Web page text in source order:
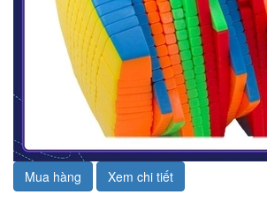
Mua hàng Xem chi tiết